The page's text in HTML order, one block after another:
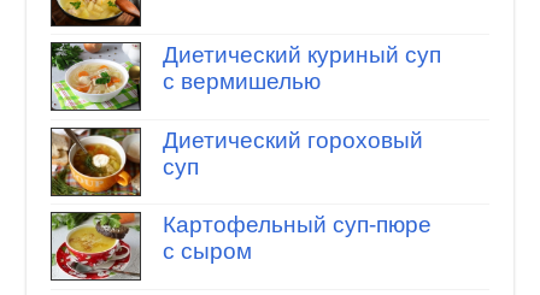
Диетический куриный суп
с вермишелью
Диетический гороховый
суп
Картофельный суп-пюре
с сыром